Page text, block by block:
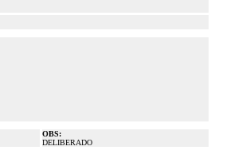
OBS:
DELIBERADO